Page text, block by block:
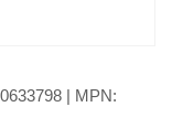
| MPN: